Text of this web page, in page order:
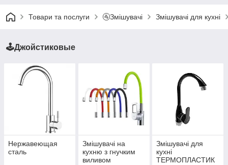
Товари та послуги 🚰Змішувачі Змішувачі для кухні
🕹️Джойстиковые
Нержавеющая
сталь
Змішувачі на
кухню з гнучким
виливом
Змішувачі для
кухні
ТЕРМОПЛАСТИК